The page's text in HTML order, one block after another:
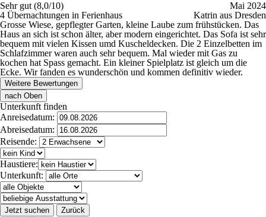
Sehr gut (8,0/10)
Mai 2024
4 Übernachtungen in Ferienhaus
Katrin aus Dresden
Grosse Wiese, gepflegter Garten, kleine Laube zum frühstücken. Das
Haus an sich ist schon älter, aber modern eingerichtet. Das Sofa ist sehr
bequem mit vielen Kissen umd Kuscheldecken. Die 2 Einzelbetten im
Schlafzimmer waren auch sehr bequem. Mal wieder mit Gas zu
kochen hat Spass gemacht. Ein kleiner Spielplatz ist gleich um die
Ecke. Wir fanden es wunderschön und kommen definitiv wieder.
Weitere Bewertungen
nach Oben
Unterkunft finden
Anreisedatum:
Abreisedatum:
Reisende:
Haustiere:
Unterkunft:
Jetzt suchen Zurück